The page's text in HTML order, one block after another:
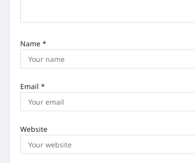
o
n
Name *
Email *
Website